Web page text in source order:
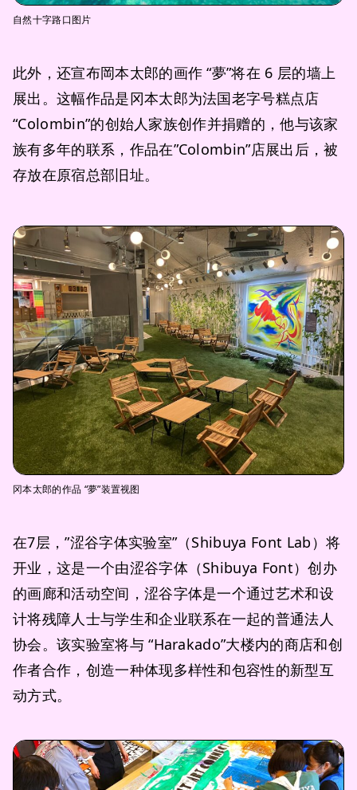
自然十字路口图片
此外，还宣布岡本太郎的画作 “夢”将在 6 层的墙上
展出。这幅作品是冈本太郎为法国老字号糕点店
“Colombin”的创始人家族创作并捐赠的，他与该家
族有多年的联系，作品在”Colombin”店展出后，被
存放在原宿总部旧址。
冈本太郎的作品 “夢”装置视图
在7层，”涩谷字体实验室”（Shibuya Font Lab）将
开业，这是一个由涩谷字体（Shibuya Font）创办
的画廊和活动空间，涩谷字体是一个通过艺术和设
计将残障人士与学生和企业联系在一起的普通法人
协会。该实验室将与 “Harakado”大楼内的商店和创
作者合作，创造一种体现多样性和包容性的新型互
动方式。